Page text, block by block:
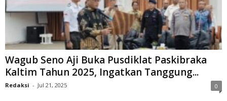
Wagub Seno Aji Buka Pusdiklat Paskibraka
Kaltim Tahun 2025, Ingatkan Tanggung...
Redaksi - Jul 21, 2025 0